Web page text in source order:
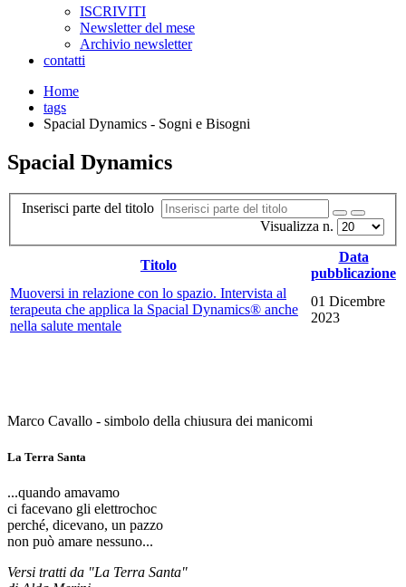
ISCRIVITI
Newsletter del mese
Archivio newsletter
contatti
Home
tags
Spacial Dynamics - Sogni e Bisogni
Spacial Dynamics
Inserisci parte del titolo
Visualizza n.
Titolo
Data
pubblicazione
Muoversi in relazione con lo spazio. Intervista al
terapeuta che applica la Spacial Dynamics® anche
nella salute mentale
01 Dicembre
2023
Marco Cavallo - simbolo della chiusura dei manicomi
La Terra Santa
...quando amavamo
ci facevano gli elettrochoc
perché, dicevano, un pazzo
non può amare nessuno...
Versi tratti da "La Terra Santa"